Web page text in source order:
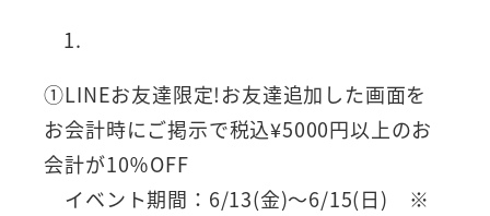
①LINEお友達限定!お友達追加した画面を
お会計時にご掲示で税込¥5000円以上のお
会計が10％OFF
イベント期間：6/13(金)～6/15(日) ※